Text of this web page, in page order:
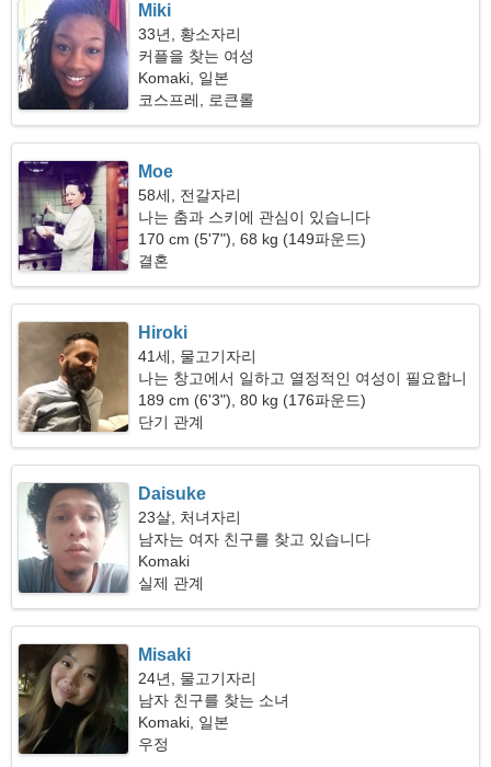
Miki
33년, 황소자리
커플을 찾는 여성
Komaki, 일본
코스프레, 로큰롤
Moe
58세, 전갈자리
나는 춤과 스키에 관심이 있습니다
170 cm (5'7"), 68 kg (149파운드)
결혼
Hiroki
41세, 물고기자리
나는 창고에서 일하고 열정적인 여성이 필요합니
다
189 cm (6'3"), 80 kg (176파운드)
단기 관계
Daisuke
23살, 처녀자리
남자는 여자 친구를 찾고 있습니다
Komaki
실제 관계
Misaki
24년, 물고기자리
남자 친구를 찾는 소녀
Komaki, 일본
우정